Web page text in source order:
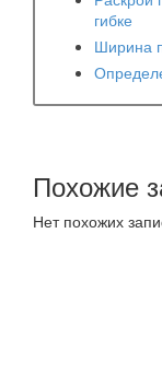
гибке
Ширина
Похожие
Нет похожих